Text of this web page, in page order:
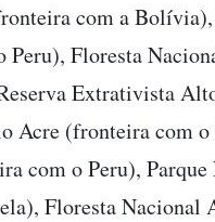
com a
Floresta
Extrativista
Acre (fronteira com
com o Peru),
Floresta Nacional